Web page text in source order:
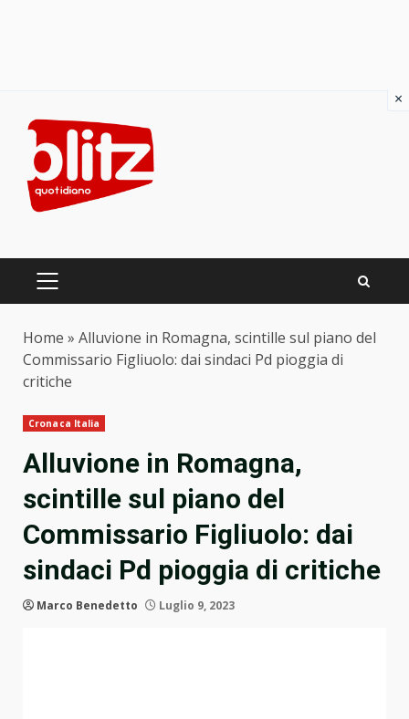
content
PRIMARY
Home » Alluvione in Romagna, scintille sul piano del
Commissario Figliuolo: dai sindaci Pd pioggia di
critiche
Cronaca Italia
Alluvione in Romagna,
scintille sul piano del
Commissario Figliuolo: dai
sindaci Pd pioggia di critiche
Marco Benedetto Luglio 9, 2023
×